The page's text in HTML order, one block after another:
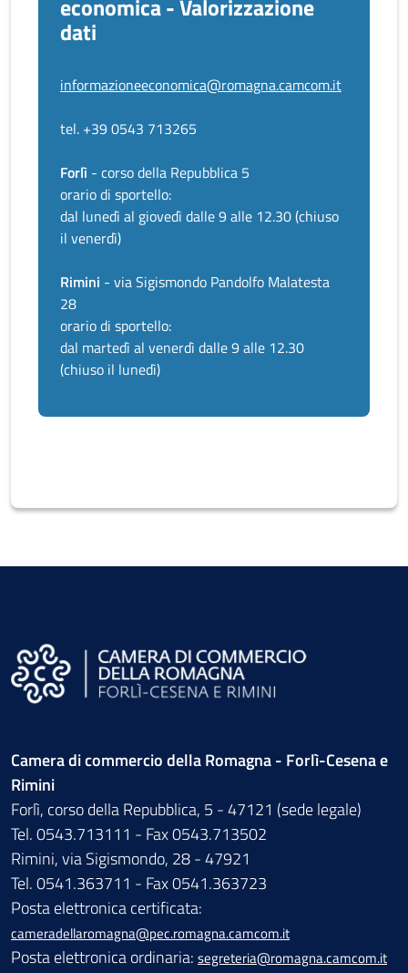
economica - Valorizzazione
dati
informazioneeconomica@romagna.camcom.it
tel. +39 0543 713265
Forlì - corso della Repubblica 5
orario di sportello:
dal lunedì al giovedì dalle 9 alle 12.30 (chiuso
il venerdì)
Rimini - via Sigismondo Pandolfo Malatesta
28
orario di sportello:
dal martedì al venerdì dalle 9 alle 12.30
(chiuso il lunedì)
Camera di commercio della Romagna - Forlì-Cesena e
Rimini
Forlì, corso della Repubblica, 5 - 47121 (sede legale)
Tel. 0543.713111 - Fax 0543.713502
Rimini, via Sigismondo, 28 - 47921
Tel. 0541.363711 - Fax 0541.363723
Posta elettronica certificata:
cameradellaromagna@pec.romagna.camcom.it
Posta elettronica ordinaria: segreteria@romagna.camcom.it